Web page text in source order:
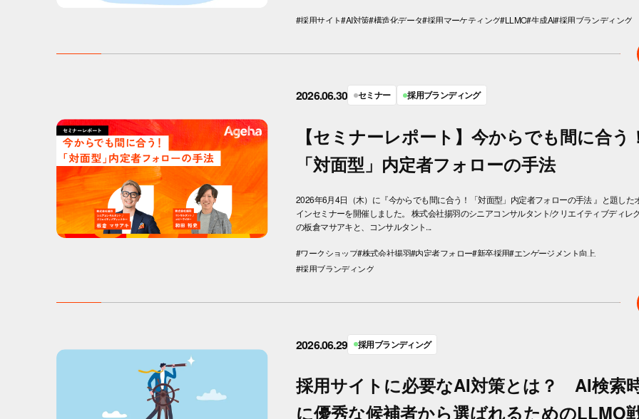
#採用サイト#AI対策#構造化データ#採用マーケティング#LLMO#生成AI#採用ブランディング
2026.06.30 セミナー 採用ブランディング
【セミナーレポート】今からでも間に合う
「対面型」内定者フォローの手法
2026年6月4日（木）に『今からでも間に合う！「対面型」内定者フォローの手法 』と題した
インセミナーを開催しました。 株式会社揚羽のシニアコンサルタント/クリエイティブディレ
の板倉マサアキと、コンサルタント...
#ワークショップ#株式会社揚羽#内定者フォロー#新卒採用#エンゲージメント向上
#採用ブランディング
2026.06.29 採用ブランディング
採用サイトに必要なAI対策とは？ AI検索
に優秀な候補者から選ばれるためのLLMO